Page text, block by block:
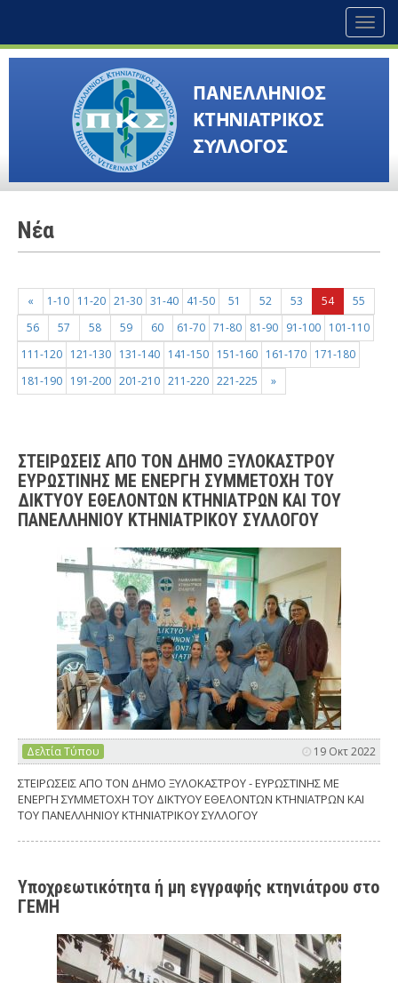
Nέα
« 1-10 11-20 21-30 31-40 41-50 51 52 53 54
55
56
57 58 59 60 61-70 71-80 81-90 91-100 101-110
111-120 121-130 131-140 141-150 151-160 161-170 171-180
181-190 191-200 201-210 211-220 221-225 »
ΣΤΕΙΡΩΣΕΙΣ ΑΠΟ ΤΟΝ ΔΗΜΟ ΞΥΛΟΚΑΣΤΡΟΥ
ΕΥΡΩΣΤΙΝΗΣ ΜΕ ΕΝΕΡΓΗ ΣΥΜΜΕΤΟΧΗ ΤΟΥ
ΔΙΚΤΥΟΥ ΕΘΕΛΟΝΤΩΝ ΚΤΗΝΙΑΤΡΩΝ ΚΑΙ ΤΟΥ
ΠΑΝΕΛΛΗΝΙΟΥ ΚΤΗΝΙΑΤΡΙΚΟΥ ΣΥΛΛΟΓΟΥ
Δελτία Τύπου 19 Οκτ 2022
ΣΤΕΙΡΩΣΕΙΣ ΑΠΟ ΤΟΝ ΔΗΜΟ ΞΥΛΟΚΑΣΤΡΟΥ - ΕΥΡΩΣΤΙΝΗΣ ΜΕ
ΕΝΕΡΓΗ ΣΥΜΜΕΤΟΧΗ ΤΟΥ ΔΙΚΤΥΟΥ ΕΘΕΛΟΝΤΩΝ ΚΤΗΝΙΑΤΡΩΝ ΚΑΙ
ΤΟΥ ΠΑΝΕΛΛΗΝΙΟΥ ΚΤΗΝΙΑΤΡΙΚΟΥ ΣΥΛΛΟΓΟΥ
Υποχρεωτικότητα ή μη εγγραφής κτηνιάτρου στο
ΓΕΜΗ